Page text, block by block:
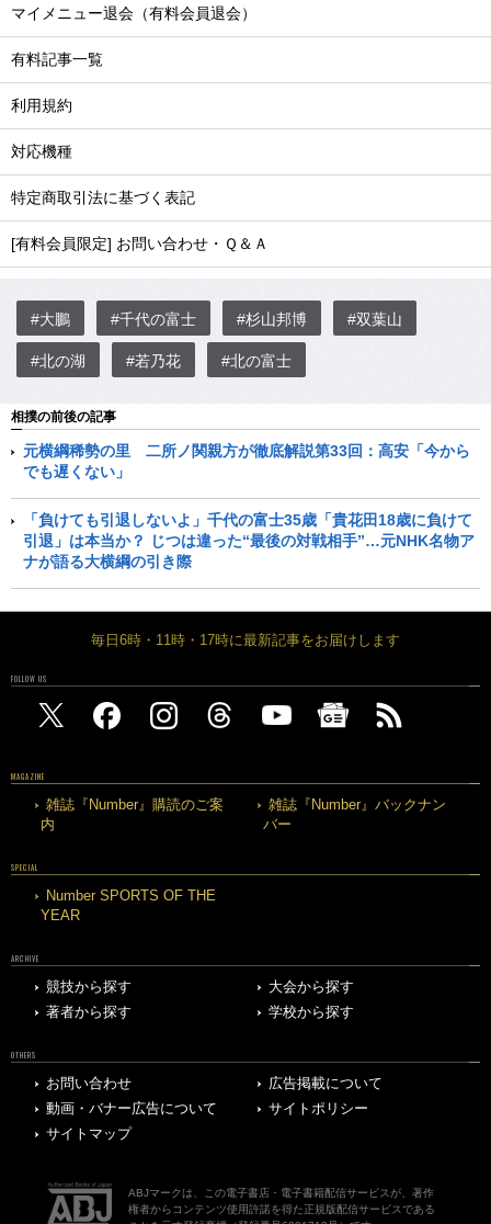
マイメニュー退会（有料会員退会）
有料記事一覧
利用規約
対応機種
特定商取引法に基づく表記
[有料会員限定] お問い合わせ・Ｑ＆Ａ
#大鵬 #千代の富士 #杉山邦博 #双葉山
#北の湖 #若乃花 #北の富士
相撲の前後の記事
元横綱稀勢の里 二所ノ関親方が徹底解説第33回：高安「今から
でも遅くない」
「負けても引退しないよ」千代の富士35歳「貴花田18歳に負けて
引退」は本当か？ じつは違った“最後の対戦相手”…元NHK名物ア
ナが語る大横綱の引き際
毎日6時・11時・17時に最新記事をお届けします
FOLLOW US
MAGAZINE
雑誌『Number』購読のご案
内
雑誌『Number』バックナン
バー
SPECIAL
Number SPORTS OF THE
YEAR
ARCHIVE
競技から探す
大会から探す
著者から探す
学校から探す
OTHERS
お問い合わせ
広告掲載について
動画・バナー広告について
サイトポリシー
サイトマップ
ABJマークは、この電子書店・電子書籍配信サービスが、著作
権者からコンテンツ使用許諾を得た正規版配信サービスである